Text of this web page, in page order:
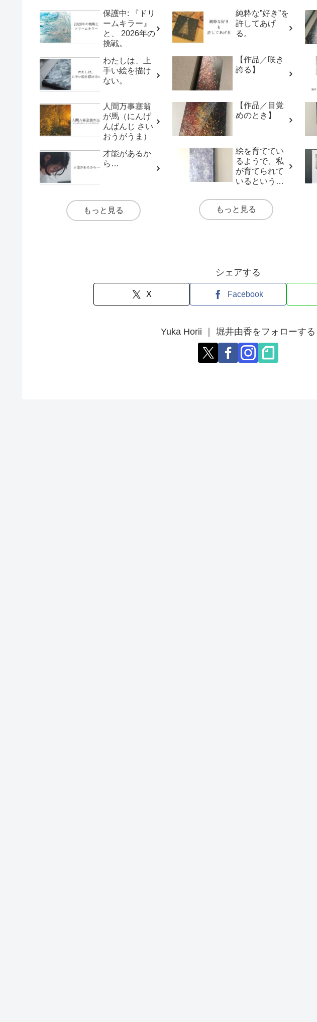
保護中: 『ドリ
ームキラー』
と、 2026年の
挑戦。
わたしは、上
手い絵を描け
ない。
人間万事塞翁
が馬（にんげ
んばんじ さい
おうがうま）
才能があるか
ら…
もっと見る
純粋な”好き”を
許してあげ
る。
【作品／咲き
誇る】
【作品／目覚
めのとき】
絵を育ててい
るようで、私
が育てられて
いるという気
もっと見る
シェアする
X Facebook
Yuka Horii ｜ 堀井由香をフォローする